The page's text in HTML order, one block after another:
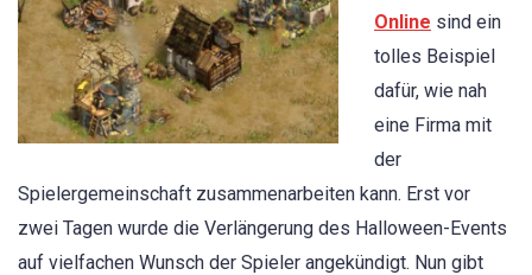
Online sind ein
tolles Beispiel
dafür, wie nah
eine Firma mit
der
Spielergemeinschaft zusammenarbeiten kann. Erst vor
zwei Tagen wurde die Verlängerung des Halloween-Events
auf vielfachen Wunsch der Spieler angekündigt. Nun gibt